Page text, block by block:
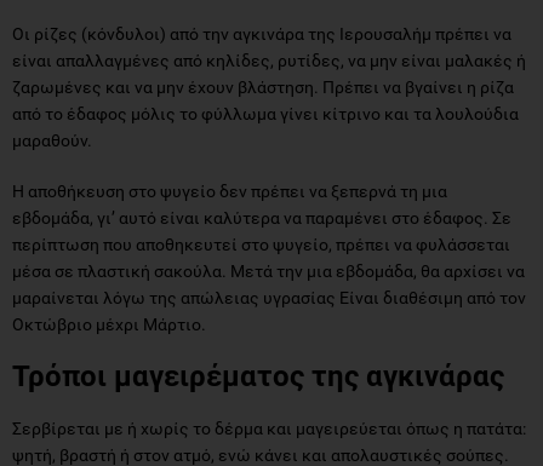
Οι ρίζες (κόνδυλοι) από την αγκινάρα της Ιερουσαλήμ πρέπει να
είναι απαλλαγμένες από κηλίδες, ρυτίδες, να μην είναι μαλακές ή
ζαρωμένες και να μην έχουν βλάστηση. Πρέπει να βγαίνει η ρίζα
από το έδαφος μόλις το φύλλωμα γίνει κίτρινο και τα λουλούδια
μαραθούν.
Η αποθήκευση στο ψυγείο δεν πρέπει να ξεπερνά τη μια
εβδομάδα, γι’ αυτό είναι καλύτερα να παραμένει στο έδαφος. Σε
περίπτωση που αποθηκευτεί στο ψυγείο, πρέπει να φυλάσσεται
μέσα σε πλαστική σακούλα. Μετά την μια εβδομάδα, θα αρχίσει να
μαραίνεται λόγω της απώλειας υγρασίας Είναι διαθέσιμη από τον
Οκτώβριο μέχρι Μάρτιο.
Τρόποι μαγειρέματος της αγκινάρας
Σερβίρεται με ή χωρίς το δέρμα και μαγειρεύεται όπως η πατάτα:
ψητή, βραστή ή στον ατμό, ενώ κάνει και απολαυστικές σούπες.